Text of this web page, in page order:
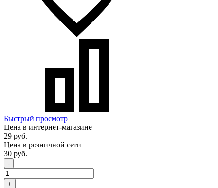
Быстрый просмотр
Цена в интернет-магазине
29 руб.
Цена в розничной сети
30 руб.
-
+